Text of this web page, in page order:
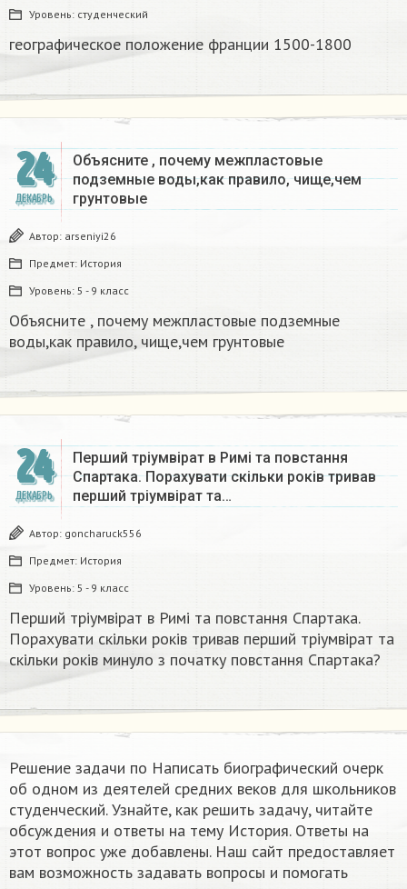
Уровень: студенческий
географическое положение франции 1500-1800​
24
ДЕКАБРЬ
Объясните , почему межпластовые
подземные воды,как правило, чище,чем
грунтовые​
Автор: arseniyi26
Предмет: История
Уровень: 5 - 9 класс
Объясните , почему межпластовые подземные
воды,как правило, чище,чем грунтовые​
24
ДЕКАБРЬ
Перший тріумвірат в Римі та повстання
Спартака. Порахувати скільки років тривав
перший тріумвірат та…
Автор: goncharuck556
Предмет: История
Уровень: 5 - 9 класс
Перший тріумвірат в Римі та повстання Спартака.
Порахувати скільки років тривав перший тріумвірат та
скільки років минуло з початку повстання Спартака?
Решение задачи по Написать биографический очерк
об одном из деятелей средних веков для школьников
студенческий. Узнайте, как решить задачу, читайте
обсуждения и ответы на тему История. Ответы на
этот вопрос уже добавлены. Наш сайт предоставляет
вам возможность задавать вопросы и помогать